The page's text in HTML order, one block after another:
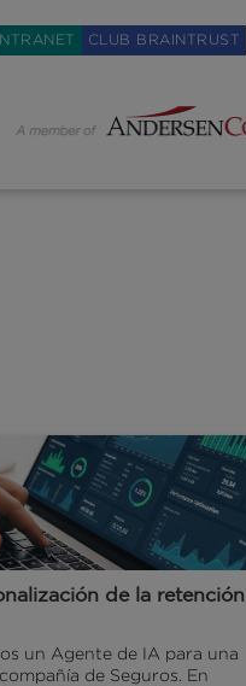
CLUB BRAINTRUST
de la retención
un Agente de IA para una
de Seguros. En